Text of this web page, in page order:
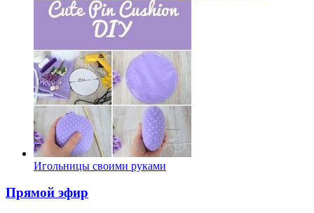
Игольницы своими руками
Прямой эфир